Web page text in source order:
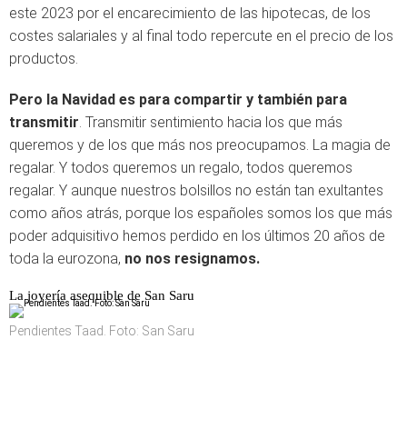
este 2023 por el encarecimiento de las hipotecas, de los
costes salariales y al final todo repercute en el precio de los
productos.
Pero la Navidad es para compartir y también para
transmitir. Transmitir sentimiento hacia los que más
queremos y de los que más nos preocupamos. La magia de
regalar. Y todos queremos un regalo, todos queremos
regalar. Y aunque nuestros bolsillos no están tan exultantes
como años atrás, porque los españoles somos los que más
poder adquisitivo hemos perdido en los últimos 20 años de
toda la eurozona, no nos resignamos.
La joyería asequible de San Saru
Pendientes Taad. Foto: San Saru